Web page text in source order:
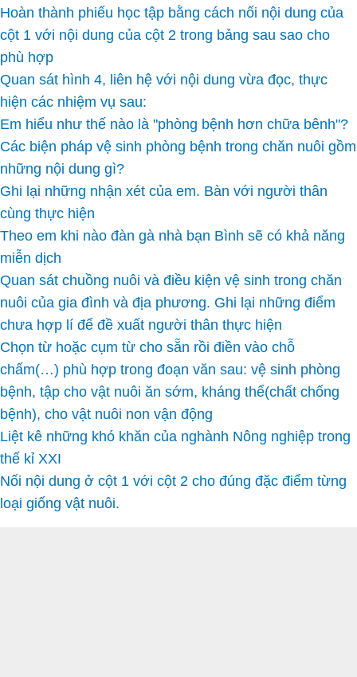
Hoàn thành phiếu học tập bằng cách nối nội dung của
cột 1 với nội dung của cột 2 trong bảng sau sao cho
phù hợp
Quan sát hình 4, liên hệ với nội dung vừa đọc, thực
hiện các nhiệm vụ sau:
Em hiểu như thế nào là "phòng bệnh hơn chữa bênh"?
Các biện pháp vệ sinh phòng bệnh trong chăn nuôi gồm
những nội dung gì?
Ghi lại những nhận xét của em. Bàn với người thân
cùng thực hiện
Theo em khi nào đàn gà nhà bạn Bình sẽ có khả năng
miễn dịch
Quan sát chuồng nuôi và điều kiện vệ sinh trong chăn
nuôi của gia đình và địa phương. Ghi lại những điểm
chưa hợp lí để đề xuất người thân thực hiện
Chọn từ hoặc cụm từ cho sẵn rồi điền vào chỗ
chấm(…) phù hợp trong đoạn văn sau: vệ sinh phòng
bệnh, tập cho vật nuôi ăn sớm, kháng thể(chất chống
bệnh), cho vật nuôi non vận động
Liệt kê những khó khăn của nghành Nông nghiệp trong
thế kỉ XXI
Nối nội dung ở cột 1 với cột 2 cho đúng đặc điểm từng
loại giống vật nuôi.